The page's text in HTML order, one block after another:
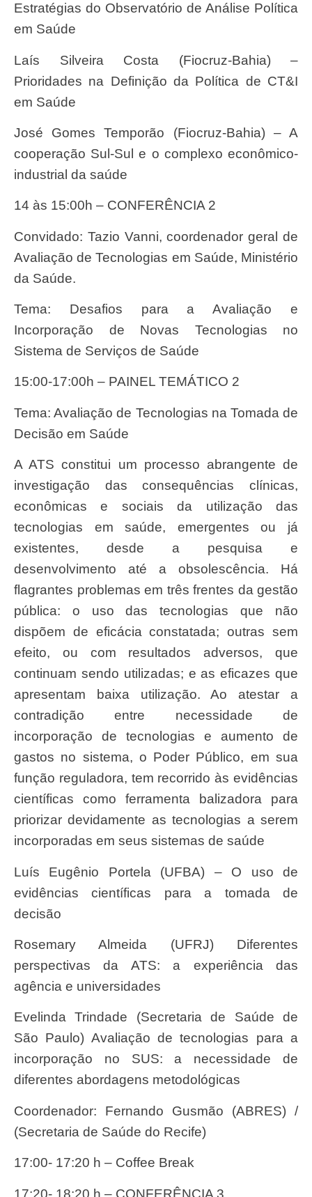
Estratégias do Observatório de Análise Política
em Saúde
Laís Silveira Costa (Fiocruz-Bahia) –
Prioridades na Definição da Política de CT&I
em Saúde
José Gomes Temporão (Fiocruz-Bahia) – A
cooperação Sul-Sul e o complexo econômico-
industrial da saúde
14 às 15:00h – CONFERÊNCIA 2
Convidado: Tazio Vanni, coordenador geral de
Avaliação de Tecnologias em Saúde, Ministério
da Saúde.
Tema: Desafios para a Avaliação e
Incorporação de Novas Tecnologias no
Sistema de Serviços de Saúde
15:00-17:00h – PAINEL TEMÁTICO 2
Tema: Avaliação de Tecnologias na Tomada de
Decisão em Saúde
A ATS constitui um processo abrangente de
investigação das consequências clínicas,
econômicas e sociais da utilização das
tecnologias em saúde, emergentes ou já
existentes, desde a pesquisa e
desenvolvimento até a obsolescência. Há
flagrantes problemas em três frentes da gestão
pública: o uso das tecnologias que não
dispõem de eficácia constatada; outras sem
efeito, ou com resultados adversos, que
continuam sendo utilizadas; e as eficazes que
apresentam baixa utilização. Ao atestar a
contradição entre necessidade de
incorporação de tecnologias e aumento de
gastos no sistema, o Poder Público, em sua
função reguladora, tem recorrido às evidências
científicas como ferramenta balizadora para
priorizar devidamente as tecnologias a serem
incorporadas em seus sistemas de saúde
Luís Eugênio Portela (UFBA) – O uso de
evidências científicas para a tomada de
decisão
Rosemary Almeida (UFRJ) Diferentes
perspectivas da ATS: a experiência das
agência e universidades
Evelinda Trindade (Secretaria de Saúde de
São Paulo) Avaliação de tecnologias para a
incorporação no SUS: a necessidade de
diferentes abordagens metodológicas
Coordenador: Fernando Gusmão (ABRES) /
(Secretaria de Saúde do Recife)
17:00- 17:20 h – Coffee Break
17:20- 18:20 h – CONFERÊNCIA 3